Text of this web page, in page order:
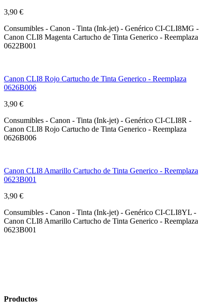
3,90 €
Consumibles - Canon - Tinta (Ink-jet) - Genérico CI-CLI8MG -
Canon CLI8 Magenta Cartucho de Tinta Generico - Reemplaza
0622B001
Canon CLI8 Rojo Cartucho de Tinta Generico - Reemplaza
Consumibles - Canon - Tinta (Ink-jet) - Genérico CI-CLI8R -
Canon CLI8 Rojo Cartucho de Tinta Generico - Reemplaza
Canon CLI8 Amarillo Cartucho de Tinta Generico - Reemplaza
Consumibles - Canon - Tinta (Ink-jet) - Genérico CI-CLI8YL -
Canon CLI8 Amarillo Cartucho de Tinta Generico - Reemplaza